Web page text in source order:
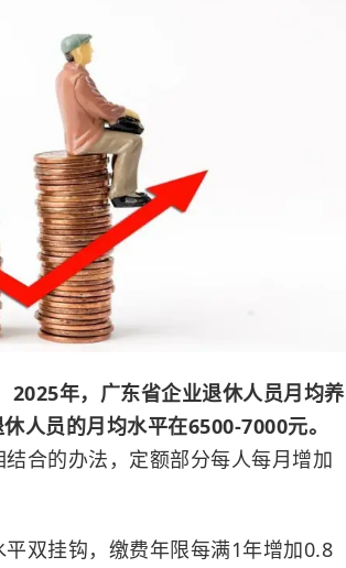
2025年，广东省企业退休人员月均养
人员的月均水平在6500-7000元。
合的办法，定额部分每人每月增加
双挂钩，缴费年限每满1年增加0.8